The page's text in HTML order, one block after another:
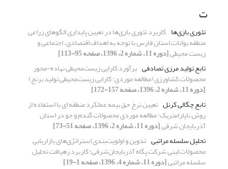
ت
تئوری بازی‌ها کاربرد تئوری بازی‌ها در تعیین پایداری الگوهای زراعی
منطقه بوانات استان فارس با توجه به اهداف اقتصادی، اجتماعی و
زیست محیطی[دوره 11، شماره 2، 1396، صفحه 95-113]
تابع تولید مرزی تصادفی برآورد کارایی زیست‌محیطی نهاده-‌محور
محصولات کشاورزی (مطالعه موردی: کارایی زیست‌محیطی تولید برنج)
[دوره 11، شماره 2، 1396، صفحه 157-172]
تابع چگالی کرنل تعیین نرخ حق بیمه عملکرد منطقه‏ ای با استفاده از
روش ناپارامتریک: مطالعه موردی محصولات گندم و جو در استان
آذربایجان شرقی[دوره 11، شماره 2، 1396، صفحه 51-73]
تحلیل سلسله مراتبی تدوین و اولویت‌بندی استراتژی‌های بازاریابی
محصولات لبنی شرکت پگاه آذربایجان‌شرقی: کاربرد رهیافت تحلیل
سلسله مراتبی[دوره 11، شماره 4، 1396، صفحه 1-19]